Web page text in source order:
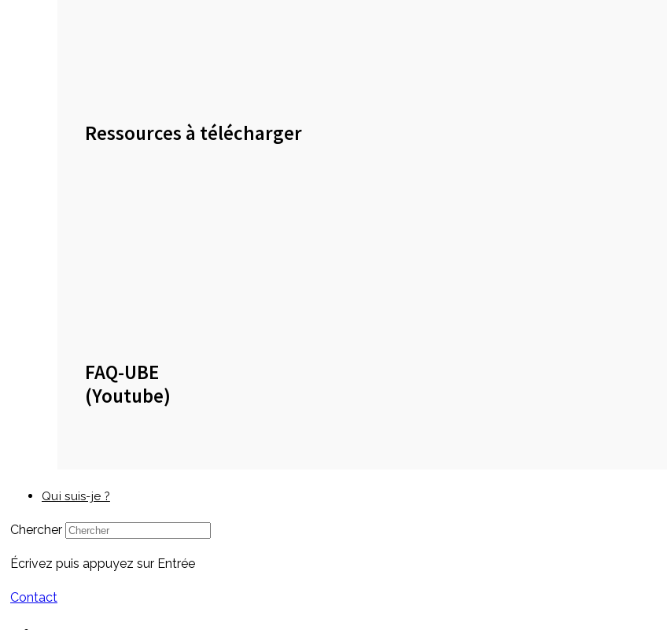
Ressources à télécharger
FAQ-UBE
(Youtube)
Qui suis-je ?
Chercher
Écrivez puis appuyez sur Entrée
Contact